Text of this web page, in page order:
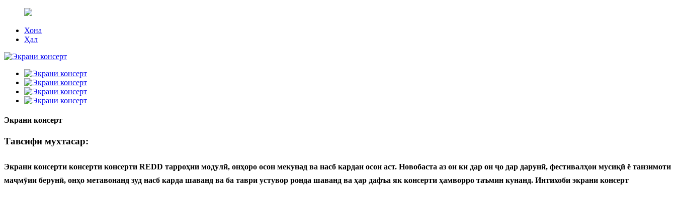
Хона
Ҳал
Экрани консерт
Тавсифи мухтасар:
Экрани консерти консерти консерти REDD тарроҳии модулӣ, онҳоро осон мекунад ва насб кардан осон аст. Новобаста аз он ки дар он ҷо дар дарунӣ, фестивалҳои мусиқӣ ё танзимоти
маҷмӯии берунӣ, онҳо метавонанд зуд насб карда шаванд ва ба таври устувор ронда шаванд ва ҳар дафъа як консерти ҳамворро таъмин кунанд. Интихоби экрани консерт